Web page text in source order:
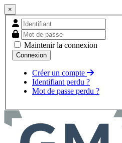
×
Maintenir la connexion
Créer un compte
Identifiant perdu ?
Mot de passe perdu ?